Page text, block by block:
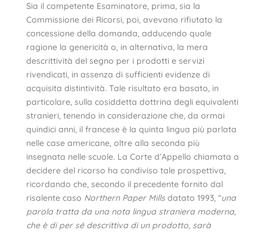
Sia il competente Esaminatore, prima, sia la
Commissione dei Ricorsi, poi, avevano rifiutato la
concessione della domanda, adducendo quale
ragione la genericità o, in alternativa, la mera
descrittività del segno per i prodotti e servizi
rivendicati, in assenza di sufficienti evidenze di
acquisita distintività. Tale risultato era basato, in
particolare, sulla cosiddetta dottrina degli equivalenti
stranieri, tenendo in considerazione che, da ormai
quindici anni, il francese è la quinta lingua più parlata
nelle case americane, oltre alla seconda più
insegnata nelle scuole. La Corte d’Appello chiamata a
decidere del ricorso ha condiviso tale prospettiva,
ricordando che, secondo il precedente fornito dal
risalente caso Northern Paper Millsdatato 1993, “una
parola tratta da una nota lingua straniera moderna,
che è di per sé descrittiva di un prodotto, sarà